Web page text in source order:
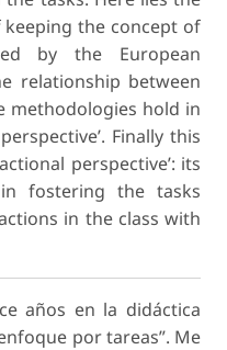
the concept of
by the European
relationship between
methodologies hold in
Finally this
perspective’: its
fostering the tasks
in the class with
años en la didáctica
por tareas”. Me